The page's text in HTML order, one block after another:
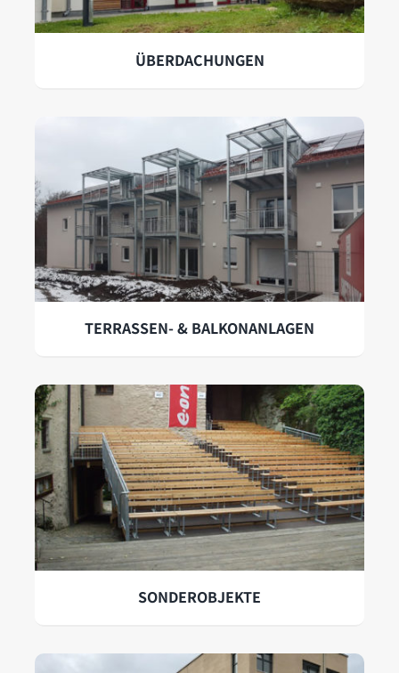
ÜBERDACHUNGEN
TERRASSEN- & BALKONANLAGEN
SONDEROBJEKTE